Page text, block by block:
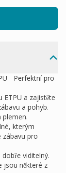
- Perfektní pro
ETPU a zajistěte
a pohyb.
plemen.
kterým
zábavu pro
viditelný.
jsou některé z